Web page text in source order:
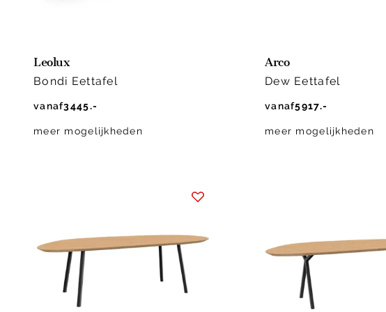
Leolux
Bondi Eettafel
vanaf3445.-
meer mogelijkheden
Arco
Dew Eettafel
vanaf5917.-
meer mogelijkheden